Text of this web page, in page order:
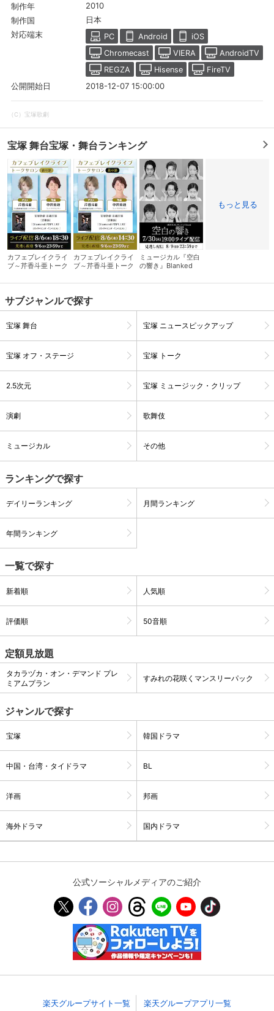
会員設定
会員情報変更
ジットカード情報の変更が可能です。
購入明細 ４ヵ月分の購入明細の確認が可能です。
現在獲得済みのお得なクーポンを確認でき
ます。
購入履歴
レンタル、購入、定額見放題の購入履歴の
確認が可能です。こちらから視聴いただく
と便利です。
お気に入りに登録した作品を確認できま
閲覧履歴
の削除も可能です。
視聴年齢制限
視聴デバイス一覧
バイス連携の設定ができます。
視聴年齢制限の変更時にパスコード入力が
す。
メルマガの配信停止、配信先のメールアド
定額見放題コンテンツの解約はこちらから
可能です。
ログアウト
制作年 2010
制作国 日本
対応端末 PC Android
iOS
Chromecast
VIERA
AndroidTV
REGZA
Hisense
FireTV
公開開始日
2018-12-07 15:00:00
（C）宝塚歌劇
宝塚 舞台宝塚・舞台ランキング
カフェブレイクライ
ブ～芹香斗亜トーク
カフェブレイクライ
ブ～芹香斗亜トーク
ミュージカル『空白
の響き』Blanked
もっと見る
サブジャンルで探す
宝塚 舞台 宝塚 ニュースピックアップ
宝塚 オフ・ステージ 宝塚 トーク
2.5次元 宝塚 ミュージック・クリップ
演劇 歌舞伎
ミュージカル その他
ランキングで探す
デイリーランキング 月間ランキング
年間ランキング
一覧で探す
新着順 人気順
評価順 50音順
定額見放題
タカラヅカ・オン・デマンド プレ
ミアムプラン
すみれの花咲くマンスリーパック
ジャンルで探す
宝塚 韓国ドラマ
中国・台湾・タイドラマ BL
洋画 邦画
海外ドラマ 国内ドラマ
公式ソーシャルメディアのご紹介
楽天グループサイト一覧 楽天グループアプリ一覧